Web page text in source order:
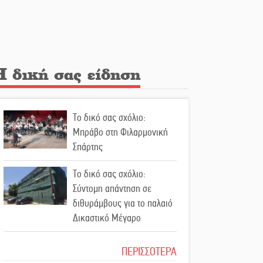
Κλήρωσε για τον Αστέρα
Οδύνη στην Απιδιά για τον
χαμό της 29χρονης Ελένης
σε τροχαίο
«Σφραγίδα» έργου και
απολογισμού στο
Παναρκαδικό από τον Κυρ.
Διαμαντάκο
Μια «χρυσή» ελαιοκομική
δική σας είδηση
Το δικό σας σχόλιο:
Μπράβο στη Φιλαρμονική
Σπάρτης
Το δικό σας σχόλιο:
Σύντομη απάντηση σε
διθυράμβους για το παλαιό
Δικαστικό Μέγαρο
Το δικό σας σχόλιο: Ιερή
ΠΕΡΙΣΣΟΤΕΡΑ